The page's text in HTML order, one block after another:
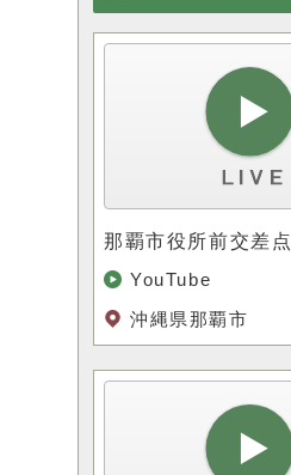
那覇市役所前交差点
YouTube
沖縄県那覇市